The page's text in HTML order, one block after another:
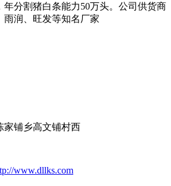
分割猪白条能力50万头。公司供货商
雨润、旺发等知名厂家
家铺乡高文铺村西
www.dllks.com